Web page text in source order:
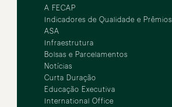
A FECAP
Indicadores de Qualidade e Prêmios
ASA
Infraestrutura
Bolsas e Parcelamentos
Notícias
Curta Duração
Educação Executiva
International Office